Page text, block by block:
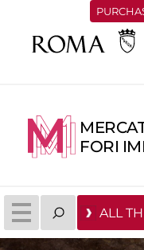
FORI
ALL